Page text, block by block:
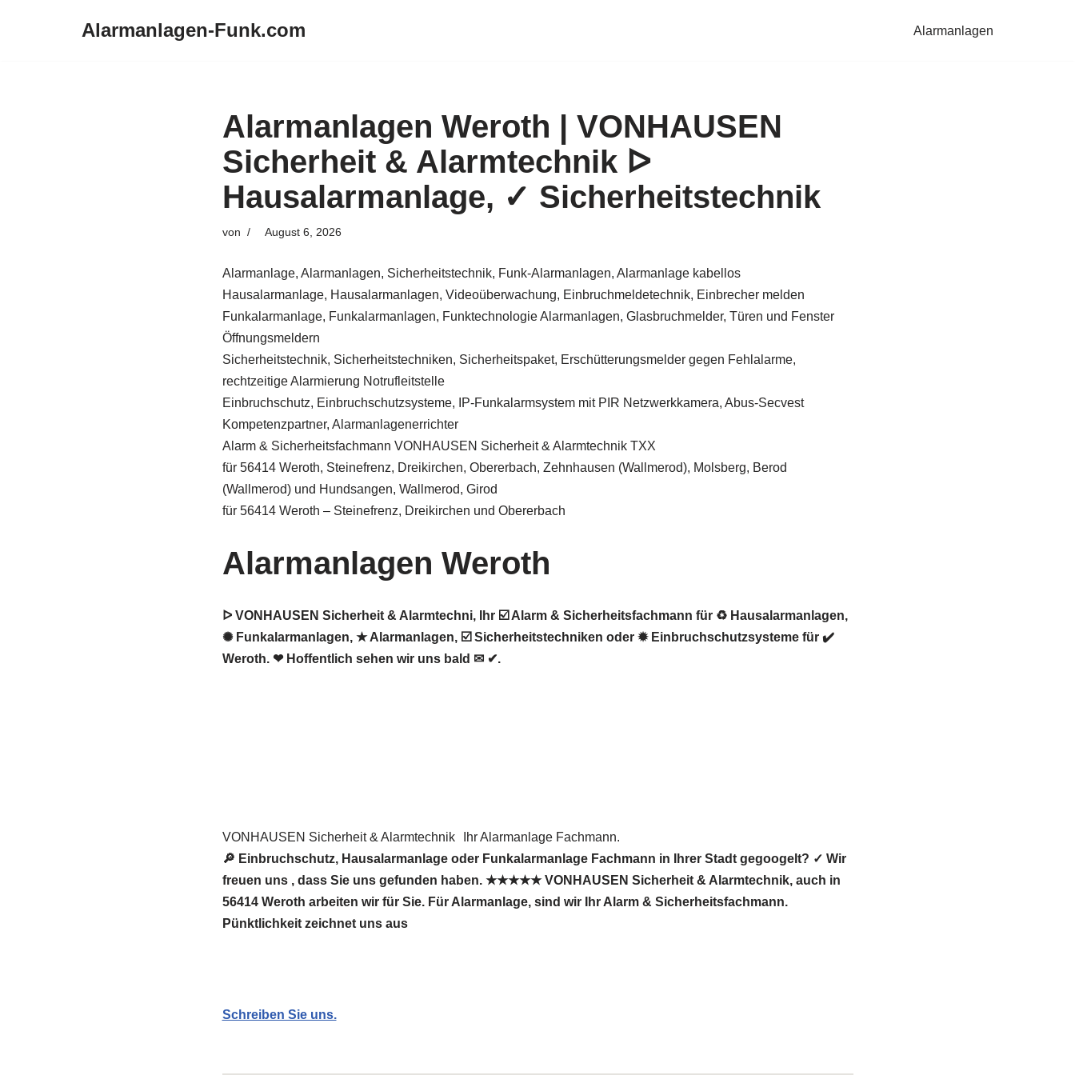
Alarmanlagen-Funk.com Alarmanlagen
Alarmanlagen Weroth | VONHAUSEN
Sicherheit & Alarmtechnik ᐅ
Hausalarmanlage, ✓ Sicherheitstechnik
von August 6, 2026
Alarmanlage, Alarmanlagen, Sicherheitstechnik, Funk-Alarmanlagen, Alarmanlage kabellos
Hausalarmanlage, Hausalarmanlagen, Videoüberwachung, Einbruchmeldetechnik, Einbrecher melden
Funkalarmanlage, Funkalarmanlagen, Funktechnologie Alarmanlagen, Glasbruchmelder, Türen und Fenster
Öffnungsmeldern
Sicherheitstechnik, Sicherheitstechniken, Sicherheitspaket, Erschütterungsmelder gegen Fehlalarme,
rechtzeitige Alarmierung Notrufleitstelle
Einbruchschutz, Einbruchschutzsysteme, IP-Funkalarmsystem mit PIR Netzwerkkamera, Abus-Secvest
Kompetenzpartner, Alarmanlagenerrichter
Alarm & Sicherheitsfachmann VONHAUSEN Sicherheit & Alarmtechnik TXX
für 56414 Weroth, Steinefrenz, Dreikirchen, Obererbach, Zehnhausen (Wallmerod), Molsberg, Berod
(Wallmerod) und Hundsangen, Wallmerod, Girod
für 56414 Weroth – Steinefrenz, Dreikirchen und Obererbach
Alarmanlagen Weroth
ᐅ VONHAUSEN Sicherheit & Alarmtechni, Ihr ☑️ Alarm & Sicherheitsfachmann für ♻ Hausalarmanlagen,
✺ Funkalarmanlagen, ★ Alarmanlagen, ☑️ Sicherheitstechniken oder ✹ Einbruchschutzsysteme für ✔️
Weroth. ❤ Hoffentlich sehen wir uns bald ✉ ✔.
VONHAUSEN Sicherheit & Alarmtechnik
Ihr Alarmanlage Fachmann.
🔎 Einbruchschutz, Hausalarmanlage oder Funkalarmanlage Fachmann in Ihrer Stadt gegoogelt? ✓ Wir
freuen uns , dass Sie uns gefunden haben. ★★★★★ VONHAUSEN Sicherheit & Alarmtechnik, auch in
56414 Weroth arbeiten wir für Sie. Für Alarmanlage, sind wir Ihr Alarm & Sicherheitsfachmann.
Pünktlichkeit zeichnet uns aus
Schreiben Sie uns.